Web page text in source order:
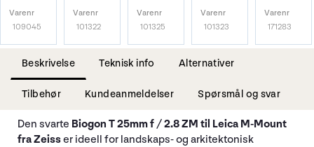
Varenr
109045
Varenr
101322
Varenr
101325
Varenr
101323
Varenr
171283
Beskrivelse Teknisk info Alternativer
Tilbehør Kundeanmeldelser Spørsmål og svar
Den svarte Biogon T 25mm f / 2.8 ZM til Leica M-Mount
fra Zeisser ideell for landskaps- og arkitektonisk